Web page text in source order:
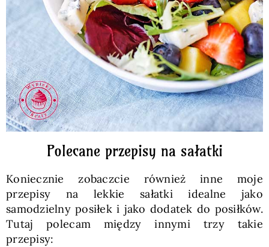
Polecane przepisy na sałatki
Koniecznie zobaczcie również inne moje
przepisy na lekkie sałatki idealne jako
samodzielny posiłek i jako dodatek do posiłków.
Tutaj polecam między innymi trzy takie
przepisy: